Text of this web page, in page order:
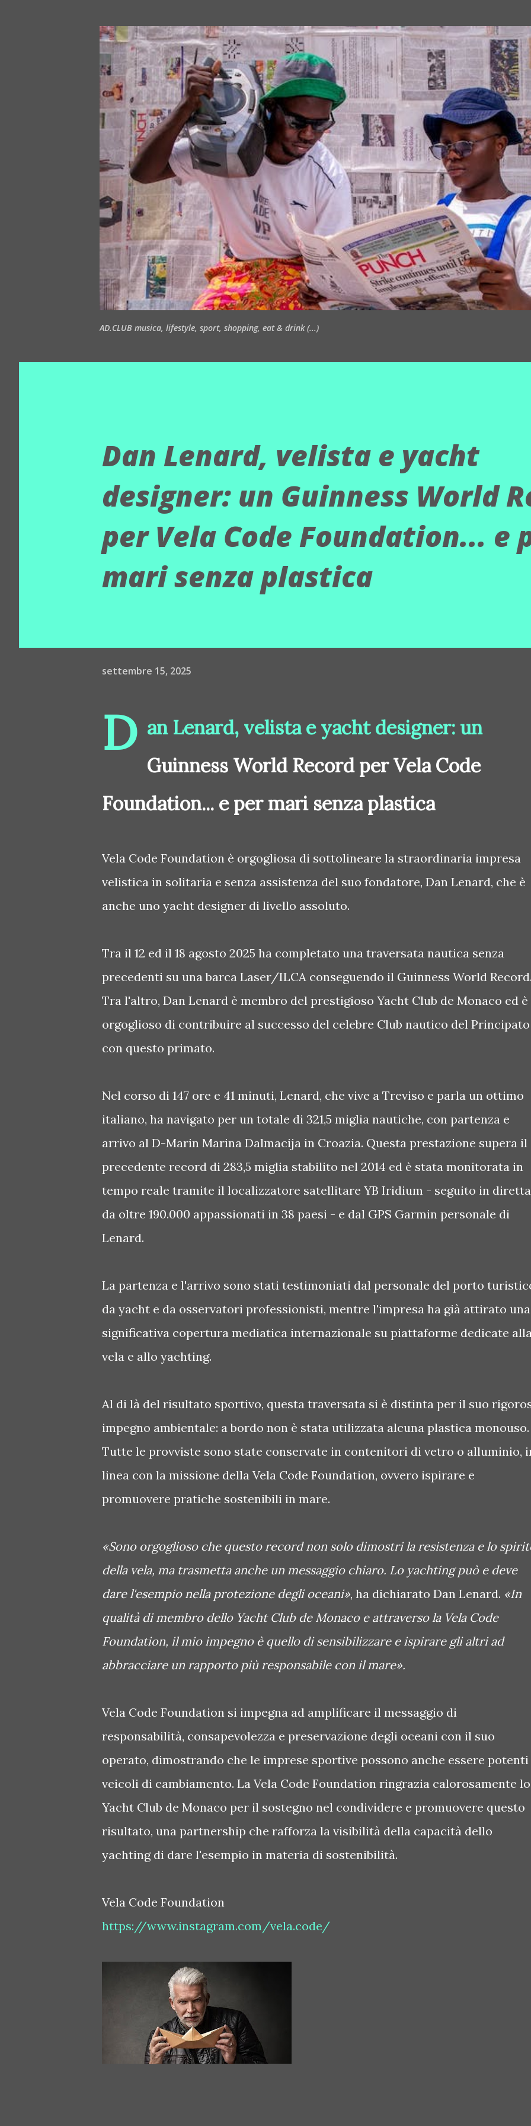
AD.CLUB musica, lifestyle, sport, shopping, eat & drink (...)
Dan Lenard, velista e yacht
designer: un Guinness World
per Vela Code Foundation... e
mari senza plastica
settembre 15, 2025
D an Lenard, velista e yacht designer: un
Guinness World Record per Vela Code
Foundation... e per mari senza plastica
Vela Code Foundation è orgogliosa di sottolineare la straordinaria impresa
velistica in solitaria e senza assistenza del suo fondatore, Dan Lenard, che è
anche uno yacht designer di livello assoluto.
Tra il 12 ed il 18 agosto 2025 ha completato una traversata nautica senza
precedenti su una barca Laser/ILCA conseguendo il Guinness World
Tra l'altro, Dan Lenard è membro del prestigioso Yacht Club de Monaco ed è
orgoglioso di contribuire al successo del celebre Club nautico del Principato
con questo primato.
Nel corso di 147 ore e 41 minuti, Lenard, che vive a Treviso e parla un ottimo
italiano, ha navigato per un totale di 321,5 miglia nautiche, con partenza e
arrivo al D-Marin Marina Dalmacija in Croazia. Questa prestazione supera il
precedente record di 283,5 miglia stabilito nel 2014 ed è stata monitorata in
tempo reale tramite il localizzatore satellitare YB Iridium - seguito in diretta
da oltre 190.000 appassionati in 38 paesi - e dal GPS Garmin personale di
Lenard.
La partenza e l'arrivo sono stati testimoniati dal personale del porto
da yacht e da osservatori professionisti, mentre l'impresa ha già attirato una
significativa copertura mediatica internazionale su piattaforme dedicate
vela e allo yachting.
Al di là del risultato sportivo, questa traversata si è distinta per il suo
impegno ambientale: a bordo non è stata utilizzata alcuna plastica monouso.
Tutte le provviste sono state conservate in contenitori di vetro o alluminio,
linea con la missione della Vela Code Foundation, ovvero ispirare e
promuovere pratiche sostenibili in mare.
«Sono orgoglioso che questo record non solo dimostri la resistenza e lo
della vela, ma trasmetta anche un messaggio chiaro. Lo yachting può e deve
dare l'esempio nella protezione degli oceani», ha dichiarato Dan Lenard. «In
qualità di membro dello Yacht Club de Monaco e attraverso la Vela Code
Foundation, il mio impegno è quello di sensibilizzare e ispirare gli altri ad
abbracciare un rapporto più responsabile con il mare».
Vela Code Foundation si impegna ad amplificare il messaggio di
responsabilità, consapevolezza e preservazione degli oceani con il suo
operato, dimostrando che le imprese sportive possono anche essere potenti
veicoli di cambiamento. La Vela Code Foundation ringrazia calorosamente lo
Yacht Club de Monaco per il sostegno nel condividere e promuovere questo
risultato, una partnership che rafforza la visibilità della capacità dello
yachting di dare l'esempio in materia di sostenibilità.
Vela Code Foundation
https://www.instagram.com/vela.code/